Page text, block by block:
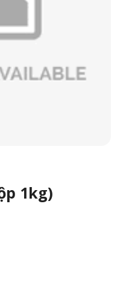
1kg)